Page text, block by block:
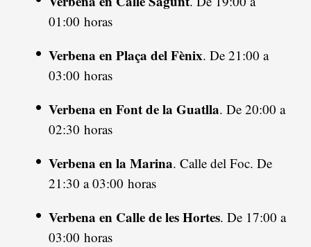
01:00 horas
Verbena en Plaça del Fènix. De 21:00 a
03:00 horas
Verbena en Font de la Guatlla. De 20:00 a
02:30 horas
Verbena en la Marina. Calle del Foc. De
21:30 a 03:00 horas
Verbena en Calle de les Hortes. De 17:00 a
03:00 horas